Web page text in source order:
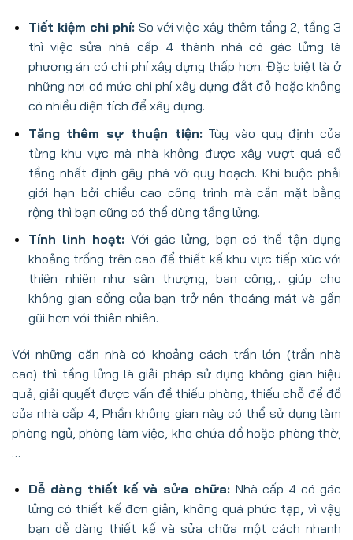
Tiết kiệm chi phí:So với việc xây thêm tầng 2, tầng 3
thì việc sửa nhà cấp 4 thành nhà có gác lửng là
phương án có chi phí xây dựng thấp hơn. Đặc biệt là ở
những nơi có mức chi phí xây dựng đắt đỏ hoặc không
có nhiều diện tích để xây dựng.
Tăng thêm sự thuận tiện:Tùy vào quy định của
từng khu vực mà nhà không được xây vượt quá số
tầng nhất định gây phá vỡ quy hoạch. Khi buộc phải
giới hạn bởi chiều cao công trình mà cần mặt bằng
rộng thì bạn cũng có thể dùng tầng lửng.
Tính linh hoạt:Với gác lửng, bạn có thể tận dụng
khoảng trống trên cao để thiết kế khu vực tiếp xúc với
thiên nhiên như sân thượng, ban công,.. giúp cho
không gian sống của bạn trở nên thoáng mát và gần
gũi hơn với thiên nhiên.
Với những căn nhà có khoảng cách trần lớn (trần nhà
cao) thì tầng lửng là giải pháp sử dụng không gian hiệu
quả, giải quyết được vấn đề thiếu phòng, thiếu chỗ để đồ
của nhà cấp 4, Phần không gian này có thể sử dụng làm
phòng ngủ, phòng làm việc, kho chứa đồ hoặc phòng thờ,
…
Dễ dàng thiết kế và sửa chữa: Nhà cấp 4 có gác
lửng có thiết kế đơn giản, không quá phức tạp, vì vậy
bạn dễ dàng thiết kế và sửa chữa một cách nhanh